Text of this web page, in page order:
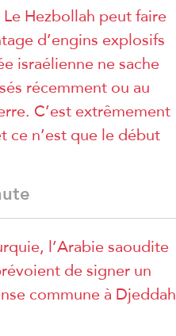
Hezbollah peut faire
d’engins explosifs
israélienne ne sache
récemment ou au
C’est extrêmement
ce n’est que le début
l’Arabie saoudite
de signer un
commune à Djeddah